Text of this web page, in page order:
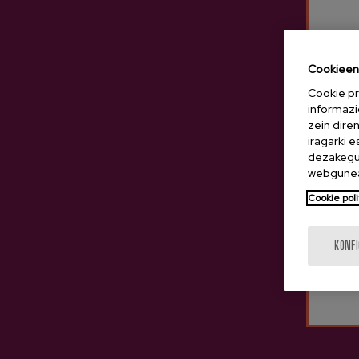
Cookie
zein
iragarki
Cookie